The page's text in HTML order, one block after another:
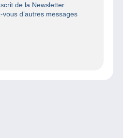
de la Newsletter
d’autres messages